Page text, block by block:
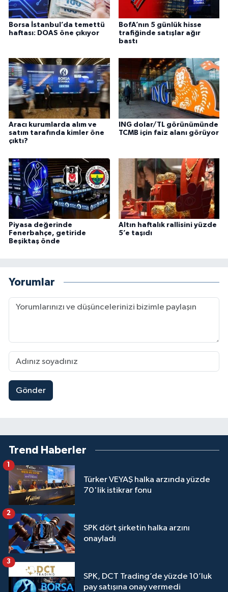
Borsa İstanbul’da temettü
haftası: DOAS öne çıkıyor
BofA’nın 5 günlük hisse
trafiğinde satışlar ağır
bastı
Aracı kurumlarda alım ve
satım tarafında kimler öne
çıktı?
ING dolar/TL görünümünde
TCMB için faiz alanı görüyor
Piyasa değerinde
Fenerbahçe, getiride
Beşiktaş önde
Altın haftalık rallisini yüzde
5’e taşıdı
Yorumlar
Gönder
Trend Haberler
Türker VEYAŞ halka arzında yüzde
70'lik istikrar fonu
1
SPK dört şirketin halka arzını
onayladı
2
SPK, DCT Trading’de yüzde 10’luk
pay satışına onay vermedi
3